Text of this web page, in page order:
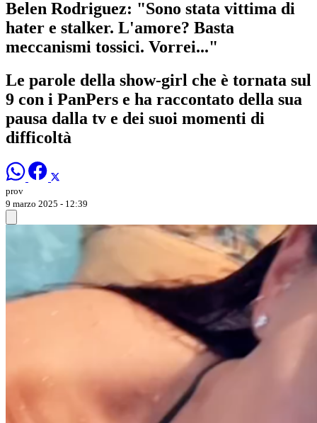
Belen Rodriguez: "Sono stata vittima di
hater e stalker. L'amore? Basta
meccanismi tossici. Vorrei..."
Le parole della show-girl che è tornata sul
9 con i PanPers e ha raccontato della sua
pausa dalla tv e dei suoi momenti di
difficoltà
prov
9 marzo 2025 - 12:39